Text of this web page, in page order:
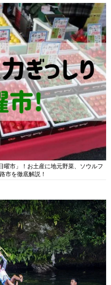
曜市」！お土産に地元野菜、ソウルフ
市を徹底解説！